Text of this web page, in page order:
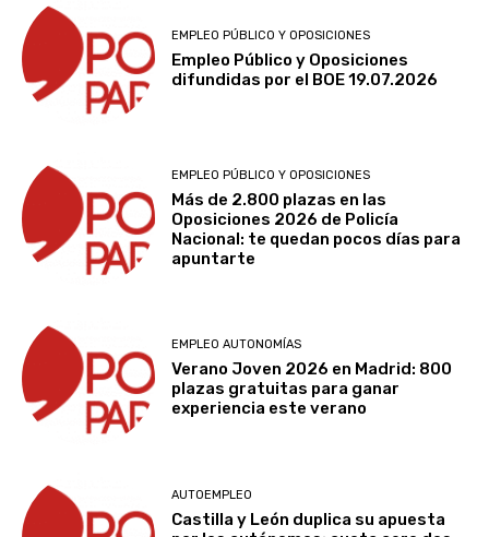
EMPLEO PÚBLICO Y OPOSICIONES
Empleo Público y Oposiciones
difundidas por el BOE 19.07.2026
EMPLEO PÚBLICO Y OPOSICIONES
Más de 2.800 plazas en las
Oposiciones 2026 de Policía
Nacional: te quedan pocos días para
apuntarte
EMPLEO AUTONOMÍAS
Verano Joven 2026 en Madrid: 800
plazas gratuitas para ganar
experiencia este verano
AUTOEMPLEO
Castilla y León duplica su apuesta